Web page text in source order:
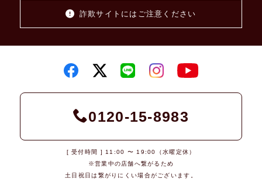
詐欺サイトにはご注意ください
0120-15-8983
[ 受付時間 ] 11:00 〜 19:00（水曜定休）
※営業中の店舗へ繋がるため
土日祝日は繋がりにくい場合がございます。